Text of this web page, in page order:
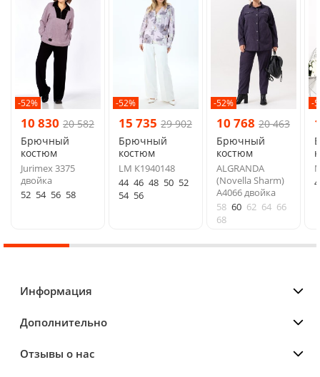
-52%
10 830 20 582
Брючный
костюм
Jurimex 3375
двойка
52 54 56 58
-52%
15 735 29 902
Брючный
костюм
LM К1940148
44 46 48 50 52
54 56
-52%
10 768 20 463
Брючный
костюм
ALGRANDA
(Novella Sharm)
A4066 двойка
58 60 62 64 66
68
-
Информация
Дополнительно
Отзывы о нас